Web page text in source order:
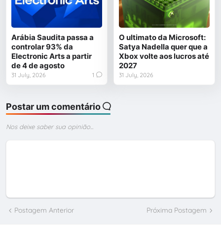
Arábia Saudita passa a
controlar 93% da
Electronic Arts a partir
de 4 de agosto
31 July, 2026 1
O ultimato da Microsoft:
Satya Nadella quer que a
Xbox volte aos lucros até
2027
31 July, 2026
Postar um comentário
Nos deixe saber sua opinião...
Postagem Anterior Próxima Postagem